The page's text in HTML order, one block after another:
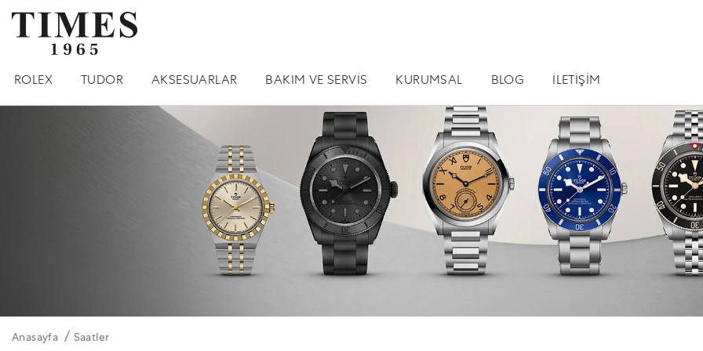
ROLEX TUDOR AKSESUARLAR BAKIM VE SERVİS KURUMSAL BLOG İLETİŞİM
Anasayfa Saatler